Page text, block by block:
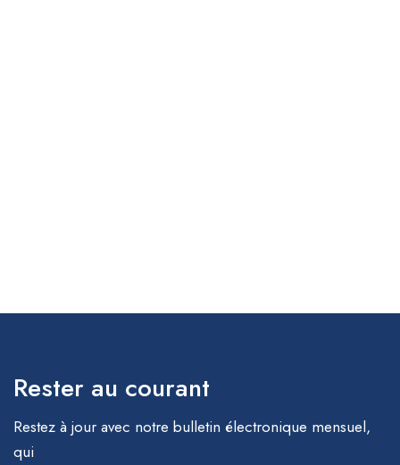
Rester au courant
Restez à jour avec notre bulletin électronique mensuel,
qui